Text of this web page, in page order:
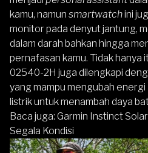
kamu, namun smartwatchini
monitor pada denyut jantung,
dalam darah bahkan hingga
pernafasan kamu. Tidak hanya
02540-2H juga dilengkapi
yang mampu mengubah
listrik untuk menambah daya
Baca juga: Garmin Instinct
Segala Kondisi